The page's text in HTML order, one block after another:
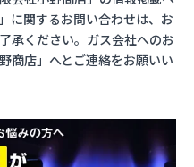
に関するお問い合わせは、お
承ください。ガス会社へのお
商店」へとご連絡をお願いい